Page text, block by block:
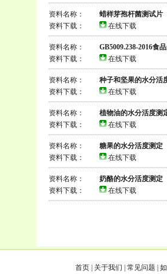
资料名称：
蜡样芽孢杆菌测试片
资料下载：
在线下载
资料名称：
GB5009.238-2016食
资料下载：
在线下载
资料名称：
种子和坚果的水分活
资料下载：
在线下载
资料名称：
植物油的水分活度测
资料下载：
在线下载
资料名称：
糖果的水分活度测定
资料下载：
在线下载
资料名称：
奶酪的水分活度测定
资料下载：
在线下载
首页 关于我们 常见问题